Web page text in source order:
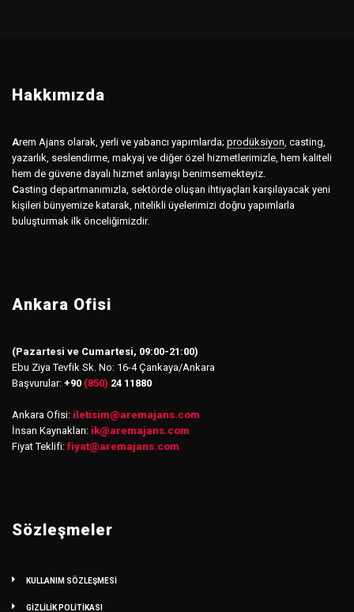
Hakkımızda
Arem Ajans olarak, yerli ve yabancı yapımlarda; prodüksiyon, casting,
yazarlık, seslendirme, makyaj ve diğer özel hizmetlerimizle, hem kaliteli
hem de güvene dayalı hizmet anlayışı benimsemekteyiz.
Casting departmanımızla, sektörde oluşan ihtiyaçları karşılayacak yeni
kişileri bünyemize katarak, nitelikli üyelerimizi doğru yapımlarla
buluşturmak ilk önceliğimizdir.
Ankara Ofisi
(Pazartesi ve Cumartesi, 09:00-21:00)
Ebu Ziya Tevfik Sk. No: 16-4 Çankaya/Ankara
Başvurular: +90 (850) 24 11880
Ankara Ofisi: iletisim@aremajans.com
İnsan Kaynakları: ik@aremajans.com
Fiyat Teklifi: fiyat@aremajans.com
Sözleşmeler
KULLANIM SÖZLEŞMESİ
GİZLİLİK POLİTİKASI